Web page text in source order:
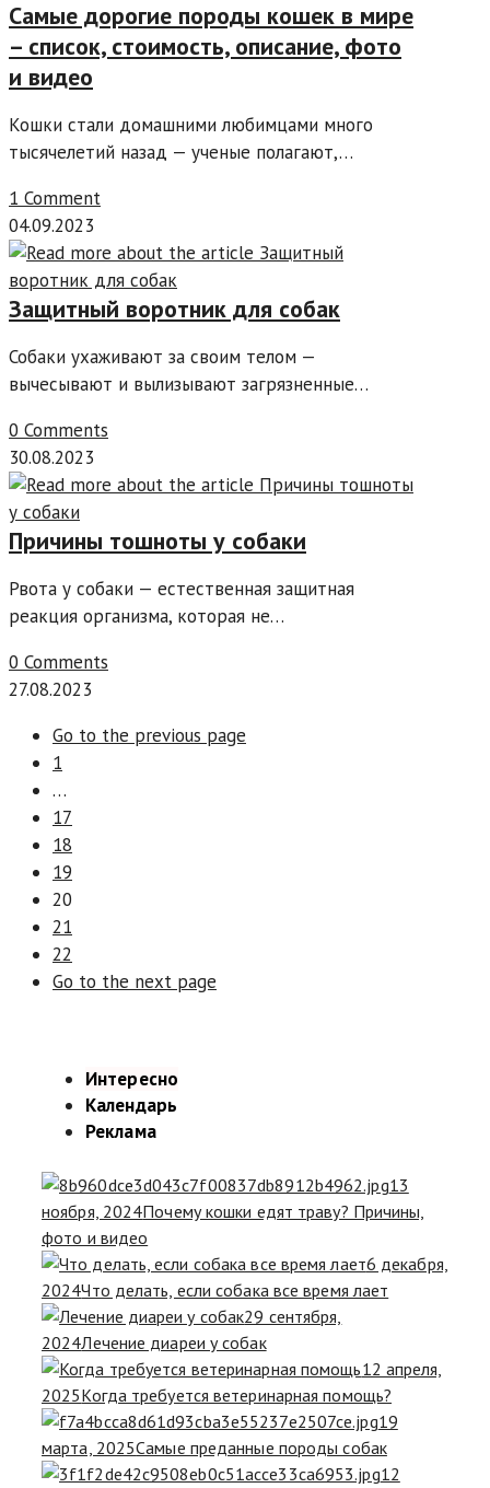
Самые дорогие породы кошек в мире
– список, стоимость, описание, фото
и видео
Кошки стали домашними любимцами много
тысячелетий назад — ученые полагают,…
1 Comment
04.09.2023
Защитный воротник для собак
Собаки ухаживают за своим телом —
вычесывают и вылизывают загрязненные…
0 Comments
30.08.2023
Причины тошноты у собаки
Рвота у собаки — естественная защитная
реакция организма, которая не…
0 Comments
27.08.2023
Go to the previous page
1
…
17
18
19
20
21
22
Go to the next page
Интересно
Календарь
Реклама
13
ноября, 2024Почему кошки едят траву? Причины,
фото и видео
6 декабря,
2024Что делать, если собака все время лает
29 сентября,
2024Лечение диареи у собак
12 апреля,
2025Когда требуется ветеринарная помощь?
19
марта, 2025Самые преданные породы собак
12